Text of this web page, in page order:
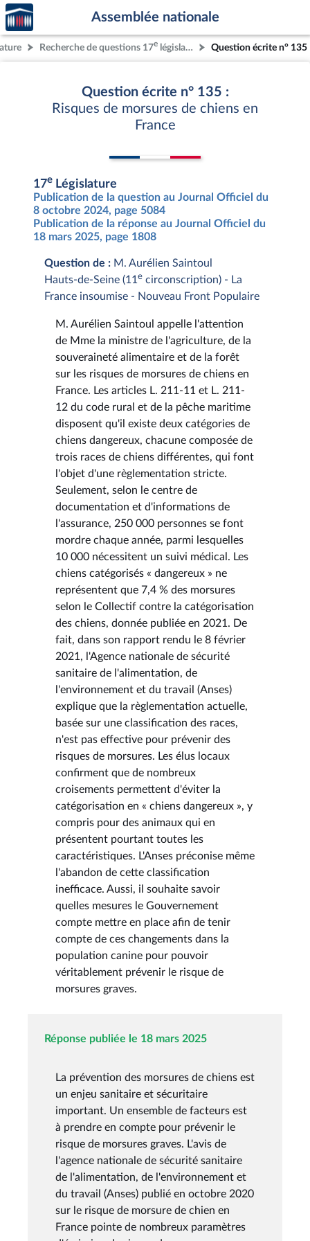
Aller au contenu
Aller en bas de la page
Accèder
à la
page
d'accueil
Assemblée nationale
Recherche de questions 17e législature Question écrite n° 135
Question écrite n° 135 :
Risques de morsures de chiens en
France
17e Législature
Publication de la question au Journal Officiel du
8 octobre 2024, page 5084
Publication de la réponse au Journal Officiel du
18 mars 2025, page 1808
Question de : M. Aurélien Saintoul
Hauts-de-Seine (11 e circonscription) - La
France insoumise - Nouveau Front Populaire
M. Aurélien Saintoul appelle l'attention
de Mme la ministre de l'agriculture, de la
souveraineté alimentaire et de la forêt
sur les risques de morsures de chiens en
France. Les articles L. 211-11 et L. 211-
12 du code rural et de la pêche maritime
disposent qu'il existe deux catégories de
chiens dangereux, chacune composée de
trois races de chiens différentes, qui font
l'objet d'une règlementation stricte.
Seulement, selon le centre de
documentation et d'informations de
l'assurance, 250 000 personnes se font
mordre chaque année, parmi lesquelles
10 000 nécessitent un suivi médical. Les
chiens catégorisés « dangereux » ne
représentent que 7,4 % des morsures
selon le Collectif contre la catégorisation
des chiens, donnée publiée en 2021. De
fait, dans son rapport rendu le 8 février
2021, l'Agence nationale de sécurité
sanitaire de l'alimentation, de
l'environnement et du travail (Anses)
explique que la règlementation actuelle,
basée sur une classification des races,
n'est pas effective pour prévenir des
risques de morsures. Les élus locaux
confirment que de nombreux
croisements permettent d'éviter la
catégorisation en « chiens dangereux », y
compris pour des animaux qui en
présentent pourtant toutes les
caractéristiques. L'Anses préconise même
l'abandon de cette classification
inefficace. Aussi, il souhaite savoir
quelles mesures le Gouvernement
compte mettre en place afin de tenir
compte de ces changements dans la
population canine pour pouvoir
véritablement prévenir le risque de
morsures graves.
Réponse publiée le 18 mars 2025
La prévention des morsures de chiens est
un enjeu sanitaire et sécuritaire
important. Un ensemble de facteurs est
à prendre en compte pour prévenir le
risque de morsures graves. L'avis de
l'agence nationale de sécurité sanitaire
de l'alimentation, de l'environnement et
du travail (Anses) publié en octobre 2020
sur le risque de morsure de chien en
France pointe de nombreux paramètres